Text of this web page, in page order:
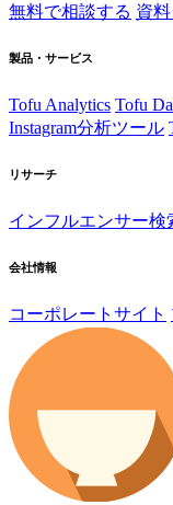
無料で相談する 資
製品・サービス
Tofu Analytics Tofu
Instagram分析ツール
リサーチ
インフルエンサー検
会社情報
コーポレートサイト